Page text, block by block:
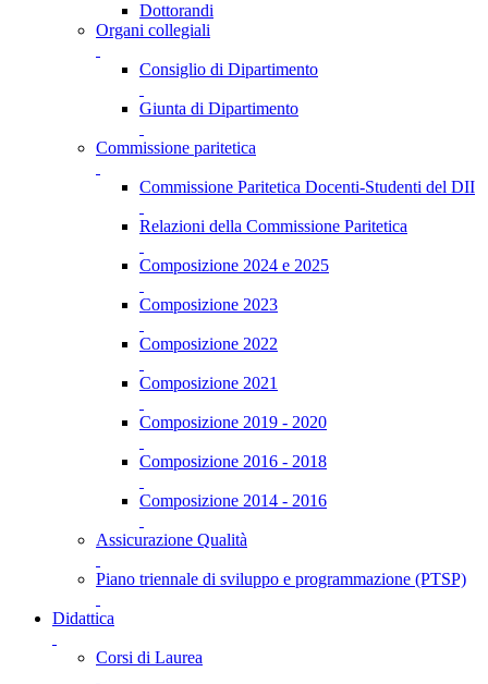
Dottorandi
Organi collegiali
Consiglio di Dipartimento
Giunta di Dipartimento
Commissione paritetica
Commissione Paritetica Docenti-Studenti del DII
Relazioni della Commissione Paritetica
Composizione 2024 e 2025
Composizione 2023
Composizione 2022
Composizione 2021
Composizione 2019 - 2020
Composizione 2016 - 2018
Composizione 2014 - 2016
Assicurazione Qualità
Piano triennale di sviluppo e programmazione (PTSP)
Didattica
Corsi di Laurea